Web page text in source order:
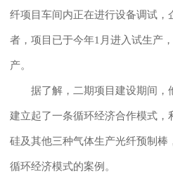
纤项目车间内正在进行设备调试，
者，项目已于今年1月进入试生产
产。
据了解，二期项目建设期间，
建立起了一条循环经济合作模式
硅及其他三种气体生产光纤预制
循环经济模式的案例。